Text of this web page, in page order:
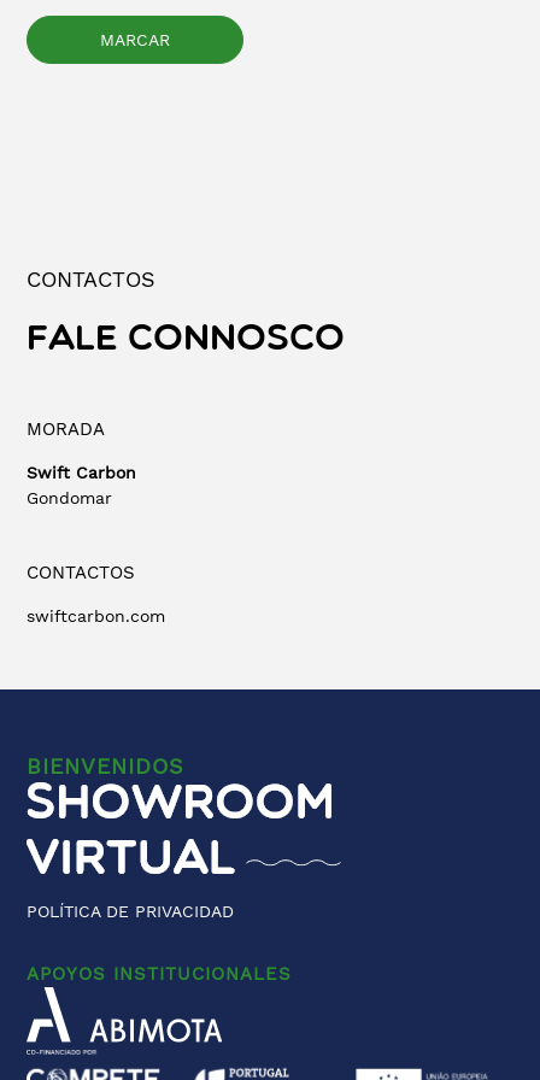
CONTACTOS
FALE CONNOSCO
MORADA
Swift Carbon
Gondomar
CONTACTOS
swiftcarbon.com
BIENVENIDOS
POLÍTICA DE PRIVACIDAD
APOYOS INSTITUCIONALES